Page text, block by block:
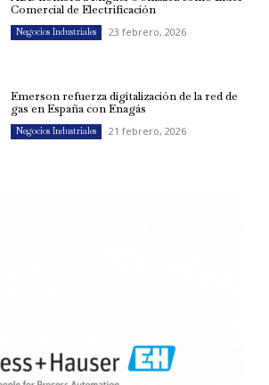
Comercial de Electrificación
Negocios Industriales 23 febrero, 2026
Emerson refuerza digitalización de la red de
gas en España con Enagás
Negocios Industriales 21 febrero, 2026